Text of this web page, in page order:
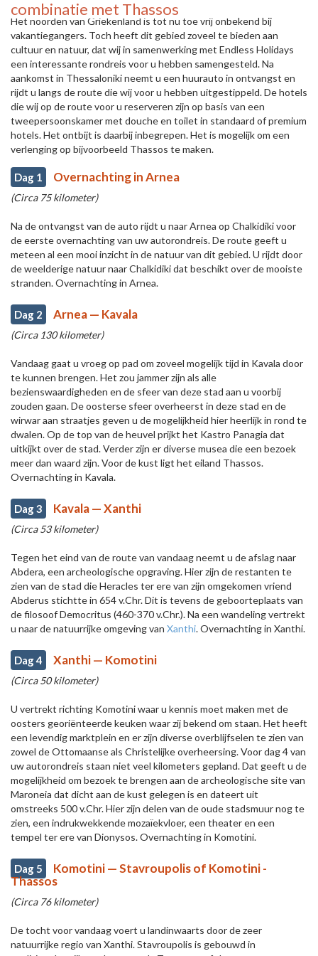
combinatie met Thassos
Het noorden van Griekenland is tot nu toe vrij onbekend bij
vakantiegangers. Toch heeft dit gebied zoveel te bieden aan
cultuur en natuur, dat wij in samenwerking met Endless Holidays
een interessante rondreis voor u hebben samengesteld. Na
aankomst in Thessaloniki neemt u een huurauto in ontvangst en
rijdt u langs de route die wij voor u hebben uitgestippeld. De hotels
die wij op de route voor u reserveren zijn op basis van een
tweepersoonskamer met douche en toilet in standaard of premium
hotels. Het ontbijt is daarbij inbegrepen. Het is mogelijk om een
verlenging op bijvoorbeeld Thassos te maken.
Dag 1 Overnachting in Arnea
(Circa 75 kilometer)
Na de ontvangst van de auto rijdt u naar Arnea op Chalkidiki voor
de eerste overnachting van uw autorondreis. De route geeft u
meteen al een mooi inzicht in de natuur van dit gebied. U rijdt door
de weelderige natuur naar Chalkidiki dat beschikt over de mooiste
stranden. Overnachting in Arnea.
Dag 2 Arnea — Kavala
(Circa 130 kilometer)
Vandaag gaat u vroeg op pad om zoveel mogelijk tijd in Kavala door
te kunnen brengen. Het zou jammer zijn als alle
bezienswaardigheden en de sfeer van deze stad aan u voorbij
zouden gaan. De oosterse sfeer overheerst in deze stad en de
wirwar aan straatjes geven u de mogelijkheid hier heerlijk in rond te
dwalen. Op de top van de heuvel prijkt het Kastro Panagia dat
uitkijkt over de stad. Verder zijn er diverse musea die een bezoek
meer dan waard zijn. Voor de kust ligt het eiland Thassos.
Overnachting in Kavala.
Dag 3 Kavala — Xanthi
(Circa 53 kilometer)
Tegen het eind van de route van vandaag neemt u de afslag naar
Abdera, een archeologische opgraving. Hier zijn de restanten te
zien van de stad die Heracles ter ere van zijn omgekomen vriend
Abderus stichtte in 654 v.Chr. Dit is tevens de geboorteplaats van
de filosoof Democritus (460-370 v.Chr.). Na een wandeling vertrekt
u naar de natuurrijke omgeving van Xanthi. Overnachting in Xanthi.
Dag 4 Xanthi — Komotini
(Circa 50 kilometer)
U vertrekt richting Komotini waar u kennis moet maken met de
oosters georiënteerde keuken waar zij bekend om staan. Het heeft
een levendig marktplein en er zijn diverse overblijfselen te zien van
zowel de Ottomaanse als Christelijke overheersing. Voor dag 4 van
uw autorondreis staan niet veel kilometers gepland. Dat geeft u de
mogelijkheid om bezoek te brengen aan de archeologische site van
Maroneia dat dicht aan de kust gelegen is en dateert uit
omstreeks 500 v.Chr. Hier zijn delen van de oude stadsmuur nog te
zien, een indrukwekkende mozaïekvloer, een theater en een
tempel ter ere van Dionysos. Overnachting in Komotini.
Dag 5
Komotini — Stavroupolis of Komotini -
Thassos
(Circa 76 kilometer)
De tocht voor vandaag voert u landinwaarts door de zeer
natuurrijke regio van Xanthi. Stavroupolis is gebouwd in